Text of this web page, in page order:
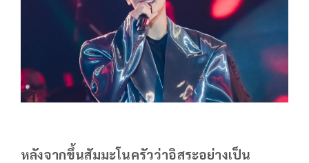
หลังจากขึ้นสัมมะโนครัวว่าอิสระอย่างเป็น